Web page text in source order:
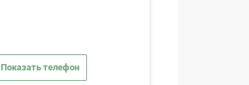
Показать телефон